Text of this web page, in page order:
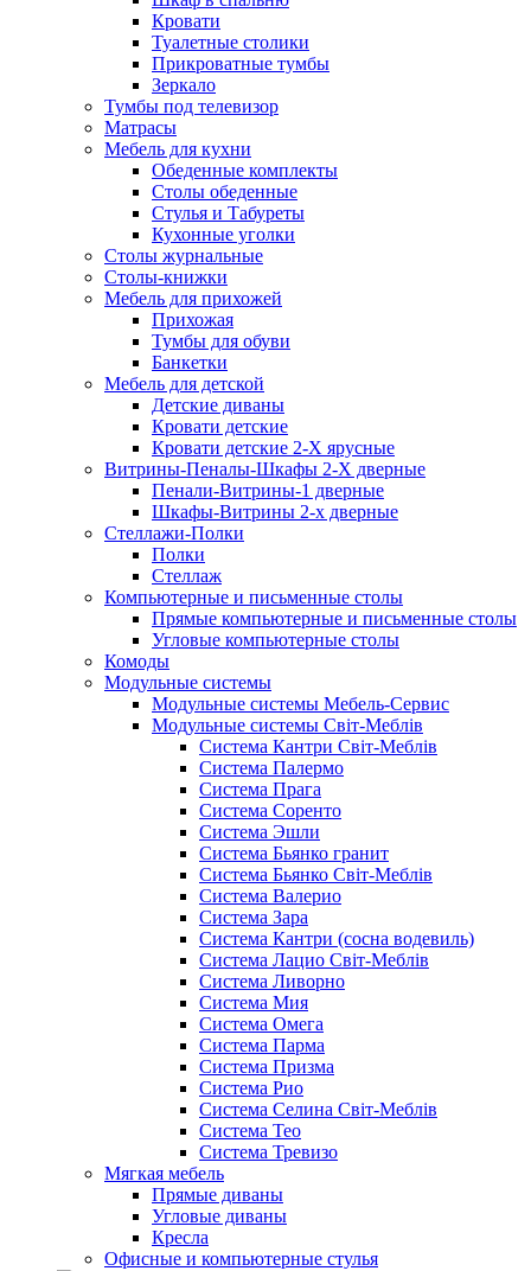
Кровати
Туалетные столики
Прикроватные тумбы
Зеркало
Тумбы под телевизор
Матрасы
Мебель для кухни
Обеденные комплекты
Столы обеденные
Стулья и Табуреты
Кухонные уголки
Столы журнальные
Столы-книжки
Мебель для прихожей
Прихожая
Тумбы для обуви
Банкетки
Мебель для детской
Детские диваны
Кровати детские
Кровати детские 2-Х ярусные
Витрины-Пеналы-Шкафы 2-Х дверные
Пенали-Витрины-1 дверные
Шкафы-Витрины 2-х дверные
Стеллажи-Полки
Полки
Стеллаж
Компьютерные и письменные столы
Прямые компьютерные и письменные столы
Угловые компьютерные столы
Комоды
Модульные системы
Модульные системы Мебель-Сервис
Модульные системы Світ-Meблів
Cистема Кантри Світ-Меблів
Cистема Палермо
Cистема Прага
Cистема Соренто
Cистема Эшли
Система Бьянко гранит
Система Бьянко Світ-Меблів
Система Валерио
Система Зара
Система Кантри (сосна водевиль)
Система Лацио Світ-Меблів
Система Ливорно
Система Мия
Система Омега
Система Парма
Система Призма
Система Рио
Система Селина Світ-Меблів
Система Тео
Система Тревизо
Мягкая мебель
Прямые диваны
Угловые диваны
Кресла
Офисные и компьютерные стулья